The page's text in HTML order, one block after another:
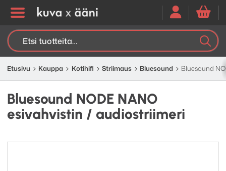
Etsi:
Etusivu Kauppa Kotihifi Striimaus Bluesound Bluesound
Bluesound NODE NANO
esivahvistin / audiostriimeri